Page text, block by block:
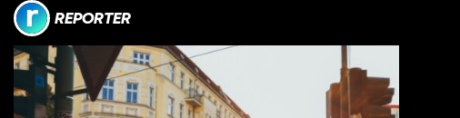
REPORTER